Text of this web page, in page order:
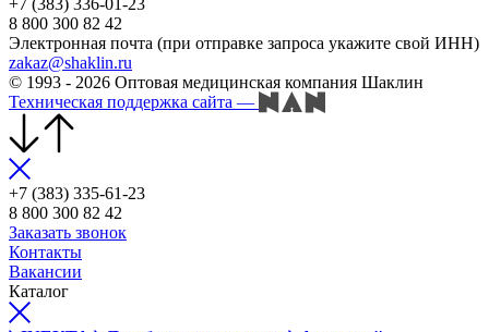
+7 (383) 336-01-23
8 800 300 82 42
Электронная почта (при отправке запроса укажите свой ИНН)
zakaz@shaklin.ru
© 1993 - 2026 Оптовая медицинская компания Шаклин
Техническая поддержка сайта —
+7 (383) 335-61-23
8 800 300 82 42
Заказать звонок
Контакты
Вакансии
Каталог